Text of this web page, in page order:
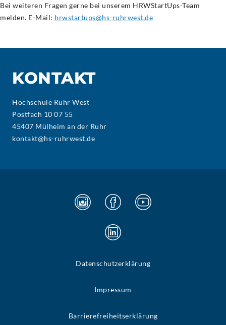
Bei weiteren Fragen gerne bei unserem HRWStartUps-Team
melden. E-Mail: hrwstartups@hs-ruhrwest.de
KONTAKT
Hochschule Ruhr West
Postfach 10 07 55
45407 Mülheim an der Ruhr
kontakt@hs-ruhrwest.de
Datenschutzerklärung
Impressum
Barrierefreiheitserklärung